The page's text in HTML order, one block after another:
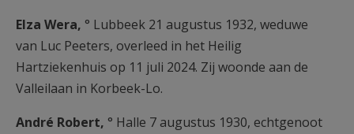
Elza Wera, ° Lubbeek 21 augustus 1932, weduwe
van Luc Peeters, overleed in het Heilig
Hartziekenhuis op 11 juli 2024. Zij woonde aan de
Valleilaan in Korbeek-Lo.
André Robert, ° Halle 7 augustus 1930, echtgenoot